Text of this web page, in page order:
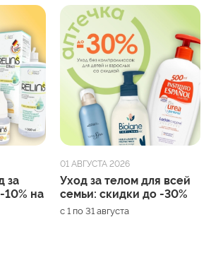
за
10% на
01 АВГУСТА 2026
Уход за телом для всей
семьи: скидки до -30%
с 1 по 31 августа